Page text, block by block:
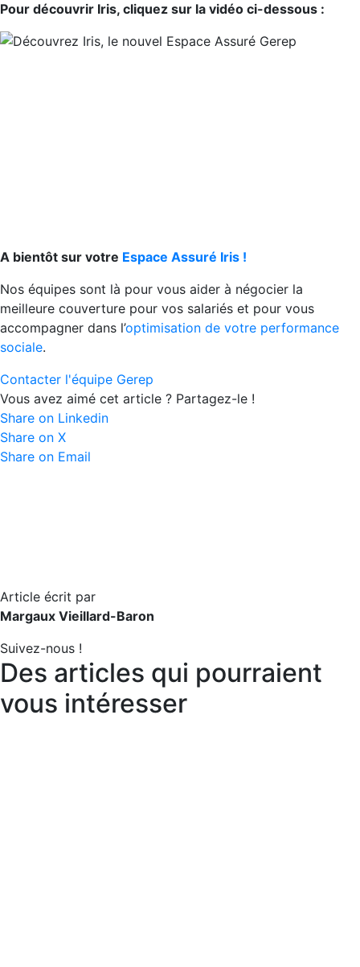
Pour découvrir Iris, cliquez sur la vidéo ci-dessous :
A bientôt sur votre Espace Assuré Iris !
Nos équipes sont là pour vous aider à négocier la
meilleure couverture pour vos salariés et pour vous
accompagner dans l’optimisation de votre performance
sociale.
Contacter l'équipe Gerep
Vous avez aimé cet article ? Partagez-le !
Share on Linkedin
Share on X
Share on Email
Article écrit par
Margaux Vieillard-Baron
Suivez-nous !
Des articles qui pourraient
vous intéresser